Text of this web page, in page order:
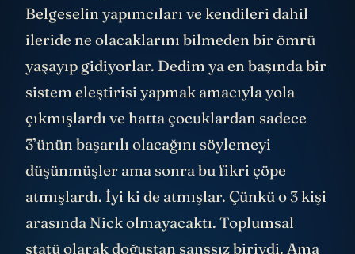
Belgeselin yapımcıları ve kendileri dahil
ileride ne olacaklarını bilmeden bir ömrü
yaşayıp gidiyorlar. Dedim ya en başında bir
sistem eleştirisi yapmak amacıyla yola
çıkmışlardı ve hatta çocuklardan sadece
3’ünün başarılı olacağını söylemeyi
düşünmüşler ama sonra bu fikri çöpe
atmışlardı. İyi ki de atmışlar. Çünkü o 3 kişi
arasında Nick olmayacaktı. Toplumsal
statü olarak doğuştan şanssız biriydi. Ama